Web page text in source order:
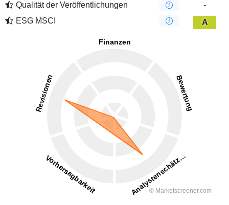
Qualität der Veröffentlichungen
-
ESG MSCI
A